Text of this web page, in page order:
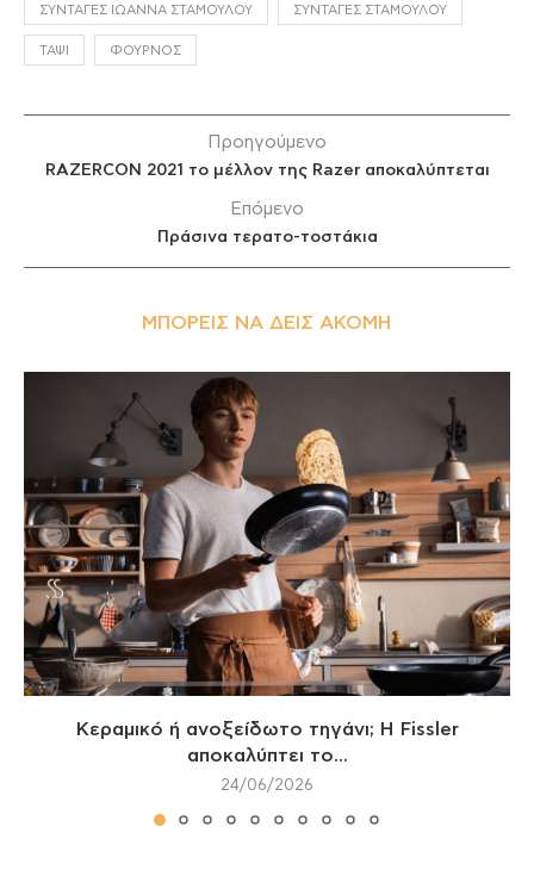
ΣΥΝΤΑΓΈΣ ΙΩΆΝΝΑ ΣΤΑΜΟΎΛΟΥ ΣΥΝΤΑΓΈΣ ΣΤΑΜΟΎΛΟΥ
ΤΑΨΊ ΦΟΎΡΝΟΣ
Προηγούμενο
RAZERCON 2021 το μέλλον της Razer αποκαλύπτεται
Επόμενο
Πράσινα τερατο-τοστάκια
ΜΠΟΡΕΊΣ ΝΑ ΔΕΙΣ ΑΚΌΜΗ
Κεραμικό ή ανοξείδωτο τηγάνι; Η Fissler
αποκαλύπτει το...
24/06/2026